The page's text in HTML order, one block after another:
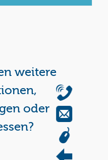
weitere
oder
0